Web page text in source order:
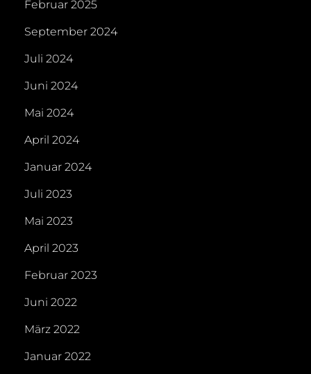
Februar 2025
September 2024
Juli 2024
Juni 2024
Mai 2024
April 2024
Januar 2024
Juli 2023
Mai 2023
April 2023
Februar 2023
Juni 2022
März 2022
Januar 2022